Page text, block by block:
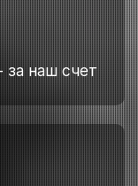
за наш счет